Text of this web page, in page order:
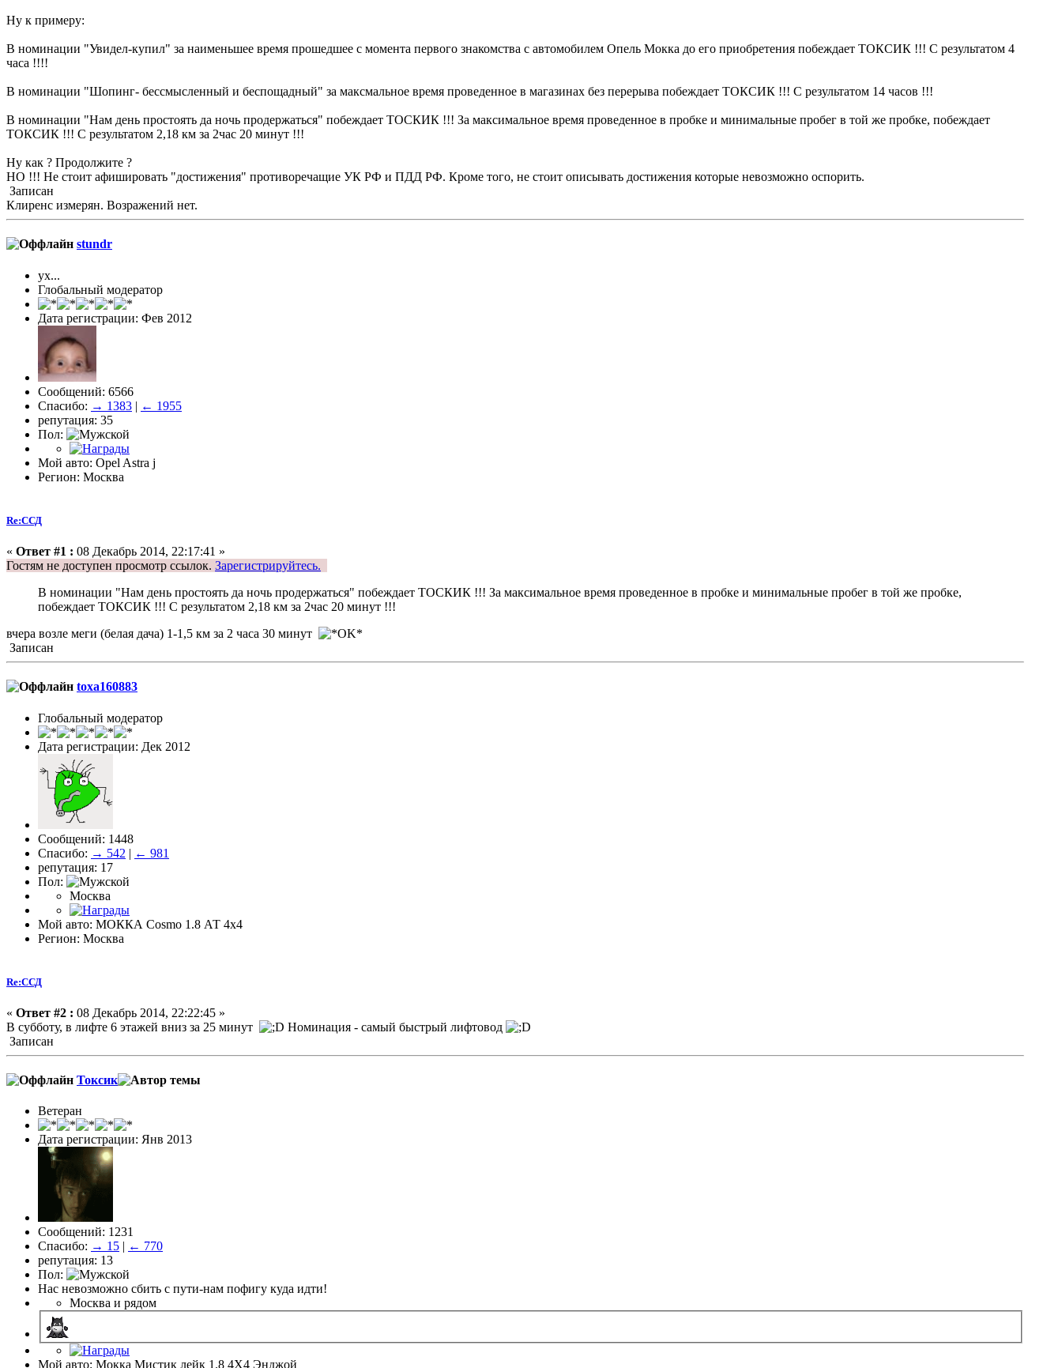
Ну к примеру:
В номинации "Увидел-купил" за наименьшее время прошедшее с момента первого знакомства с автомобилем Опель Мокка до его приобретения побеждает ТОКСИК !!! С результатом 4
часа !!!!
В номинации "Шопинг- бессмысленный и беспощадный" за максмальное время проведенное в магазинах без перерыва побеждает ТОКСИК !!! С результатом 14 часов !!!
В номинации "Нам день простоять да ночь продержаться" побеждает ТОСКИК !!! За максимальное время проведенное в пробке и минимальные пробег в той же пробке, побеждает
ТОКСИК !!! С результатом 2,18 км за 2час 20 минут !!!
Ну как ? Продолжите ?
НО !!! Не стоит афишировать "достижения" противоречащие УК РФ и ПДД РФ. Кроме того, не стоит описывать достижения которые невозможно оспорить.
Записан
Клиренс измерян. Возражений нет.
stundr
ух...
Глобальный модератор
Дата регистрации: Фев 2012
Сообщений: 6566
Спасибо: → 1383 | ← 1955
репутация: 35
Пол:
Мой авто: Opel Astra j
Регион: Москва
Re:ССД
« Ответ #1 : 08 Декабрь 2014, 22:17:41 »
Гостям не доступен просмотр ссылок. Зарегистрируйтесь.
В номинации "Нам день простоять да ночь продержаться" побеждает ТОСКИК !!! За максимальное время проведенное в пробке и минимальные пробег в той же пробке,
побеждает ТОКСИК !!! С результатом 2,18 км за 2час 20 минут !!!
вчера возле меги (белая дача) 1-1,5 км за 2 часа 30 минут
Записан
toxa160883
Глобальный модератор
Дата регистрации: Дек 2012
Сообщений: 1448
Спасибо: → 542 | ← 981
репутация: 17
Пол:
Москва
Мой авто: МОККА Cosmo 1.8 АТ 4х4
Регион: Москва
Re:ССД
« Ответ #2 : 08 Декабрь 2014, 22:22:45 »
В субботу, в лифте 6 этажей вниз за 25 минут
Номинация - самый быстрый лифтовод
Записан
Токсик
Ветеран
Дата регистрации: Янв 2013
Сообщений: 1231
Спасибо: → 15 | ← 770
репутация: 13
Пол:
Нас невозможно сбить с пути-нам пофигу куда идти!
Москва и рядом
Мой авто: Мокка Мистик лейк 1.8 4Х4 Энджой